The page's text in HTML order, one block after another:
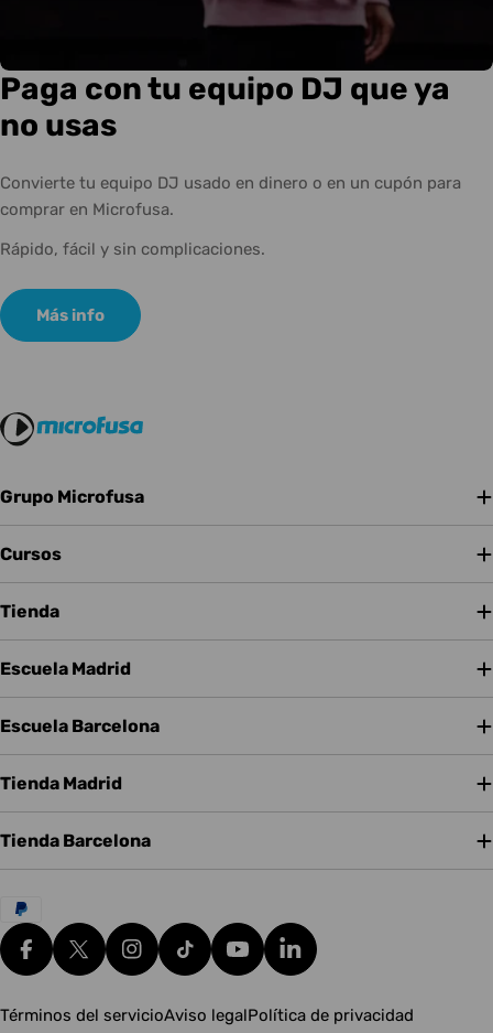
Paga con tu equipo DJ que ya
no usas
Convierte tu equipo DJ usado en dinero o en un cupón para
comprar en Microfusa.
Rápido, fácil y sin complicaciones.
Más info
Grupo Microfusa
Cursos
Tienda
Escuela Madrid
Escuela Barcelona
Tienda Madrid
Tienda Barcelona
Métodos
de
pagoFacebookX (Twitter)Instagram
tiktok YouTubeTranslation missing:
Términos del servicioAviso legalPolítica de privacidad